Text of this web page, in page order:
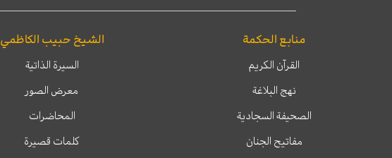
منابع الحكمة
القرآن الكريم
نهج البلاغة
الصحيفة السجادية
مفاتيح الجنان
الشيخ حبيب الكاظمي
السيرة الذاتية
معرض الصور
المحاضرات
كلمات قصيرة